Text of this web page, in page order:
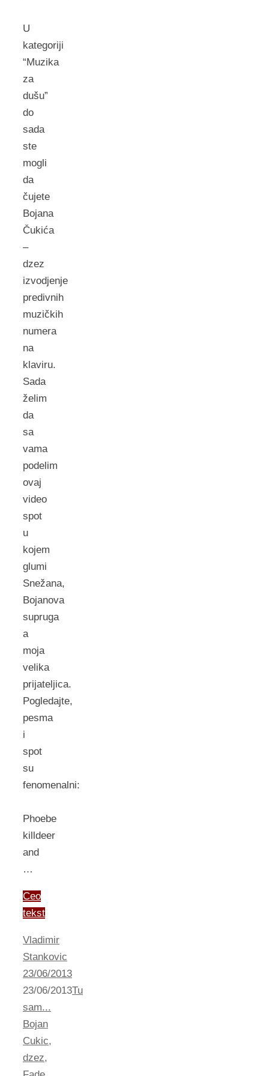
U
kategoriji
“Muzika
za
dušu”
do
sada
ste
mogli
da
čujete
Bojana
Čukića
–
dzez
izvodjenje
predivnih
muzičkih
numera
na
klaviru.
Sada
želim
da
sa
vama
podelim
ovaj
video
spot
u
kojem
glumi
Snežana,
Bojanova
supruga
a
moja
velika
prijateljica.
Pogledajte,
pesma
i
spot
su
fenomenalni:
Phoebe
killdeer
and
…
Ceo
tekst
Vladimir
Stankovic
23/06/2013
23/06/2013Tu
sam...
Bojan
Cukic,
dzez,